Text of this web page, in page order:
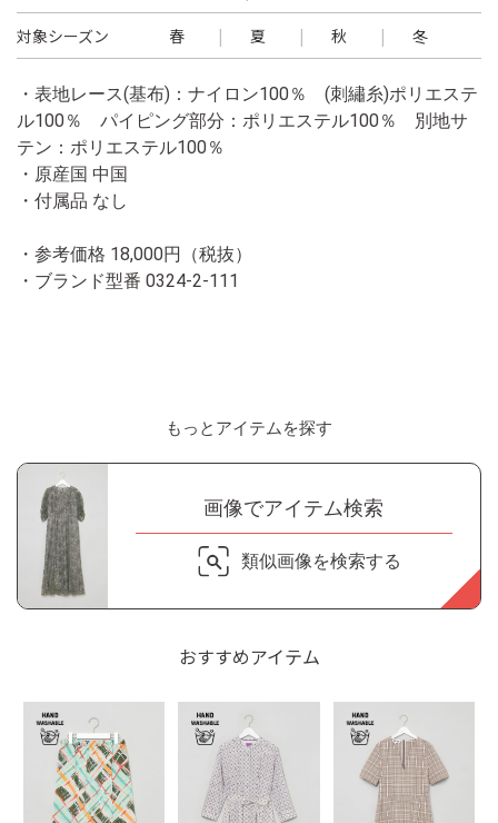
対象シーズン 春 夏 秋 冬
・表地レース(基布)：ナイロン100％ (刺繡糸)ポリエステ
ル100％ パイピング部分：ポリエステル100％ 別地サ
テン：ポリエステル100％
・原産国 中国
・付属品 なし
・参考価格 18,000円（税抜）
・ブランド型番 0324-2-111
もっとアイテムを探す
画像でアイテム検索
類似画像を検索する
おすすめアイテム